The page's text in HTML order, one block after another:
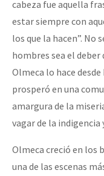
cabeza fue aquella
estar siempre con
los que la hacen”. No
hombres sea el
Olmeca lo hace desde
prosperó en una
amargura de la
vagar de la indigencia
Olmeca creció en los
una de las escenas